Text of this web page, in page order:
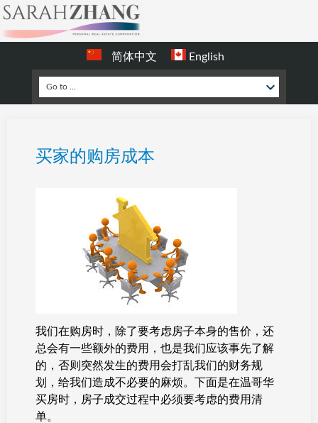
简体中文 English
买家的购房成本
我们在购房时，除了要考虑房子本身的售价，还
总会有一些额外的费用，也是我们应该事先了解
的，否则突然发生的费用会打乱我们的财务规
划，给我们造成不必要的麻烦。下面是在温哥华
买房时，房子成交过程中必须要考虑的费用清
单。